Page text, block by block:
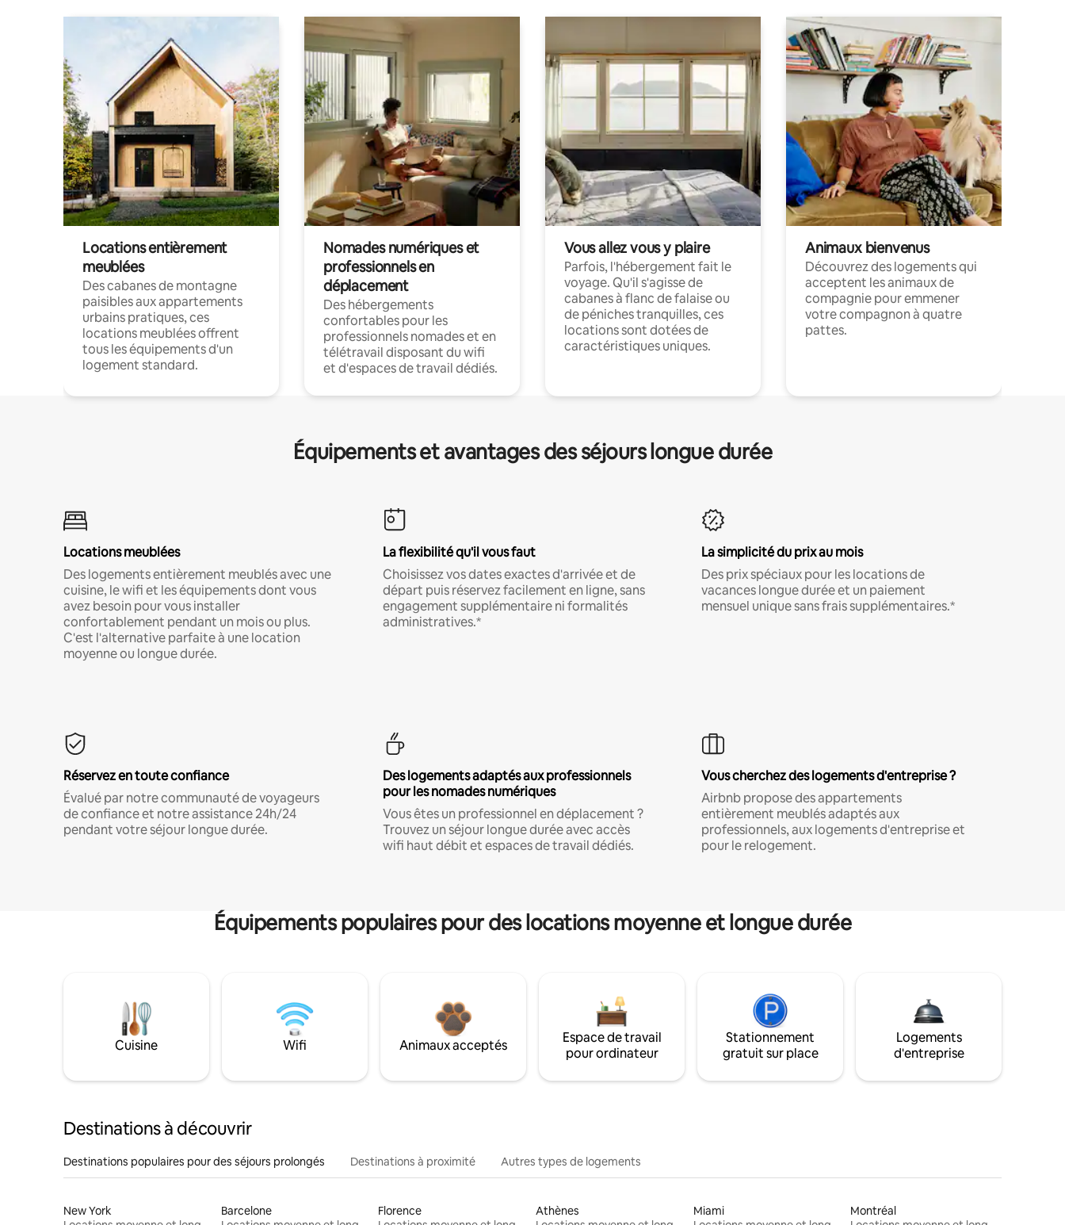
Locations entièrement
meublées
Des cabanes de montagne
paisibles aux appartements
urbains pratiques, ces
locations meublées offrent
tous les équipements d'un
logement standard.
Nomades numériques et
professionnels en
déplacement
Des hébergements
confortables pour les
professionnels nomades et en
télétravail disposant du wifi
et d'espaces de travail dédiés.
Vous allez vous y plaire
Parfois, l'hébergement fait le
voyage. Qu'il s'agisse de
cabanes à flanc de falaise ou
de péniches tranquilles, ces
locations sont dotées de
caractéristiques uniques.
Animaux bienvenus
Découvrez des logements qui
acceptent les animaux de
compagnie pour emmener
votre compagnon à quatre
pattes.
Équipements et avantages des séjours longue durée
Locations meublées
Des logements entièrement meublés avec une
cuisine, le wifi et les équipements dont vous
avez besoin pour vous installer
confortablement pendant un mois ou plus.
C'est l'alternative parfaite à une location
moyenne ou longue durée.
La flexibilité qu'il vous faut
Choisissez vos dates exactes d'arrivée et de
départ puis réservez facilement en ligne, sans
engagement supplémentaire ni formalités
administratives.*
La simplicité du prix au mois
Des prix spéciaux pour les locations de
vacances longue durée et un paiement
mensuel unique sans frais supplémentaires.*
Réservez en toute confiance
Évalué par notre communauté de voyageurs
de confiance et notre assistance 24h/24
pendant votre séjour longue durée.
Des logements adaptés aux professionnels
pour les nomades numériques
Vous êtes un professionnel en déplacement ?
Trouvez un séjour longue durée avec accès
wifi haut débit et espaces de travail dédiés.
Vous cherchez des logements d'entreprise ?
Airbnb propose des appartements
entièrement meublés adaptés aux
professionnels, aux logements d'entreprise et
pour le relogement.
Équipements populaires pour des locations moyenne et longue durée
Cuisine Wifi Animaux acceptés
Espace de travail
pour ordinateur
Stationnement
gratuit sur place
Logements
d'entreprise
Destinations à découvrir
Destinations populaires pour des séjours prolongés Destinations à proximité Autres types de logements
New York
Barcelone
Florence
Athènes
Miami
Montréal